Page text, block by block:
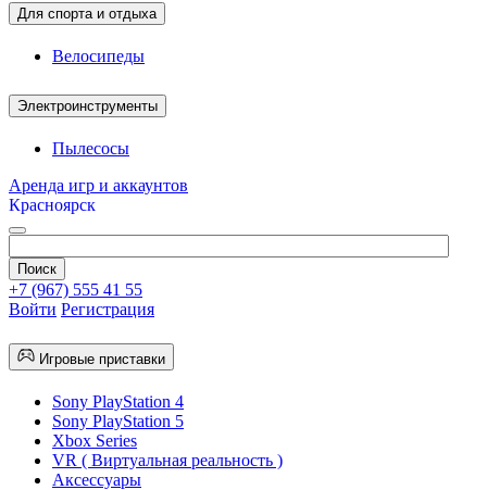
Для спорта и отдыха
Велосипеды
Электроинструменты
Пылесосы
Аренда игр и аккаунтов
Красноярск
+7 (967) 555 41 55
Войти Регистрация
Игровые приставки
Sony PlayStation 4
Sony PlayStation 5
Xbox Series
VR ( Виртуальная реальность )
Аксессуары